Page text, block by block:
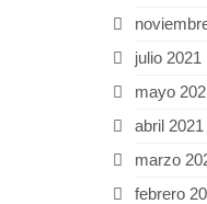
julio 2021
mayo
abril 2021
marzo
febrero